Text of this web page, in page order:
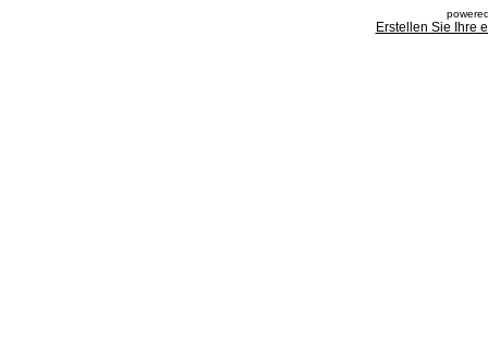
Erstellen Sie Ihre